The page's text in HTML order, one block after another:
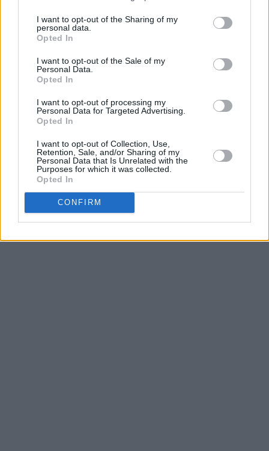
I want to opt-out of the Sharing of my
personal data.
Opted In
I want to opt-out of the Sale of my
Personal Data.
Opted In
I want to opt-out of processing my
Personal Data for Targeted Advertising.
Opted In
I want to opt-out of Collection, Use,
Retention, Sale, and/or Sharing of my
Personal Data that Is Unrelated with the
Purposes for which it was collected.
Opted In
CONFIRM
♥♥♥♥